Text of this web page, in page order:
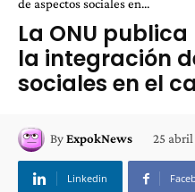
de aspectos sociales en...
La ONU
la integración
sociales en el
ByExpokNews 25 abril
Linkedin